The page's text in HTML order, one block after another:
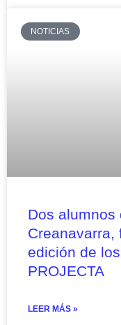
NOTICIAS
Dos alumnos
Creanavarra,
edición de
PROJECTA
LEER MÁS »